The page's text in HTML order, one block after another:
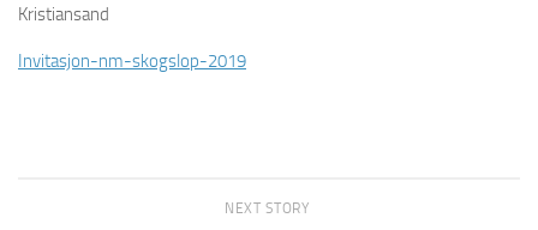
Kristiansand
Invitasjon-nm-skogslop-2019
NEXT STORY